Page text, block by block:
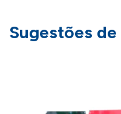
Sugestões